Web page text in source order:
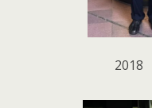
2018